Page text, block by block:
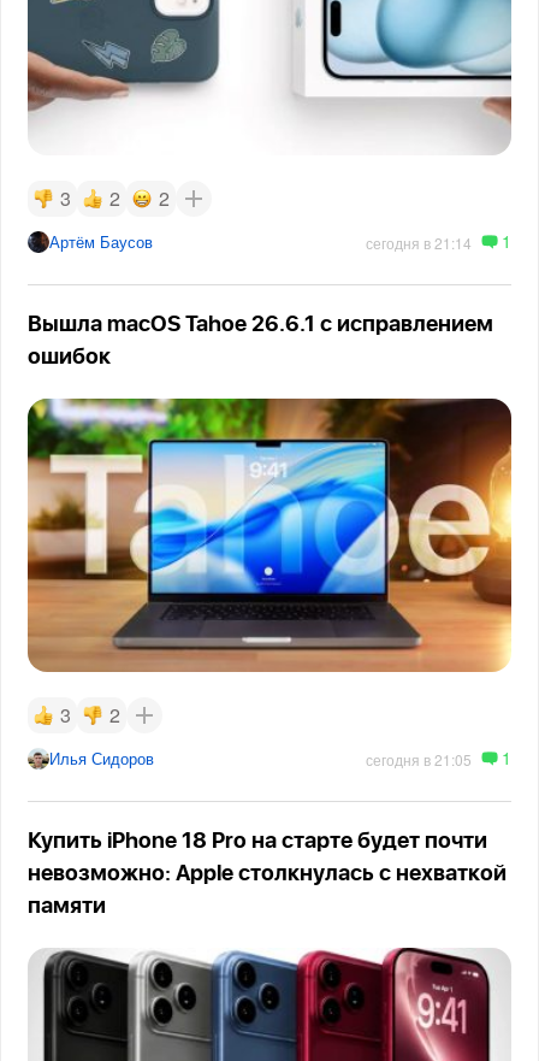
3 2 2
Артём Баусов сегодня в 21:14 1
Вышла macOS Tahoe 26.6.1 с исправлением
ошибок
3 2
Илья Сидоров сегодня в 21:05 1
Купить iPhone 18 Pro на старте будет почти
невозможно: Apple столкнулась с нехваткой
памяти